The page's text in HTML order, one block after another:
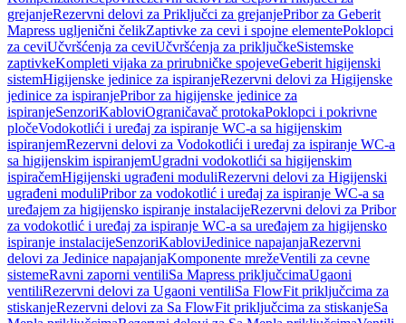
grejanjeRezervni delovi za Priključci za grejanjePribor za Geberit
Mapress ugljenični čelikZaptivke za cevi i spojne elementePoklopci
za ceviUčvršćenja za ceviUčvršćenja za priključkeSistemske
zaptivkeKompleti vijaka za prirubničke spojeveGeberit higijenski
sistemHigijenske jedinice za ispiranjeRezervni delovi za Higijenske
jedinice za ispiranjePribor za higijenske jedinice za
ispiranjeSenzoriKabloviOgraničavač protokaPoklopci i pokrivne
pločeVodokotlići i uređaj za ispiranje WC-a sa higijenskim
ispiranjemRezervni delovi za Vodokotlići i uređaj za ispiranje WC-a
sa higijenskim ispiranjemUgradni vodokotlići sa higijenskim
ispiračemHigijenski ugrađeni moduliRezervni delovi za Higijenski
ugrađeni moduliPribor za vodokotlić i uređaj za ispiranje WC-a sa
uređajem za higijensko ispiranje instalacijeRezervni delovi za Pribor
za vodokotlić i uređaj za ispiranje WC-a sa uređajem za higijensko
ispiranje instalacijeSenzoriKabloviJedinice napajanjaRezervni
delovi za Jedinice napajanjaKomponente mrežeVentili za cevne
sistemeRavni zaporni ventiliSa Mapress priključcimaUgaoni
ventiliRezervni delovi za Ugaoni ventiliSa FlowFit priključcima za
stiskanjeRezervni delovi za Sa FlowFit priključcima za stiskanjeSa